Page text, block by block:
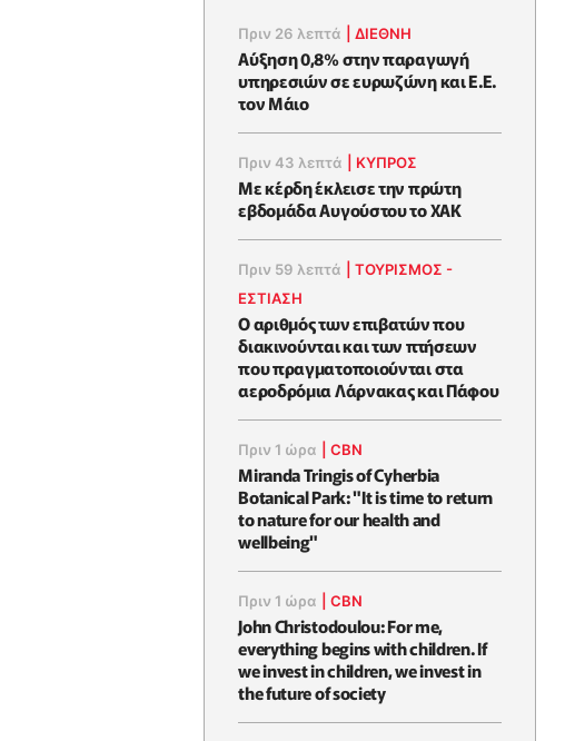
Πριν 26 λεπτά |ΔΙΕΘΝΗ
Αύξηση 0,8% στην παραγωγή
υπηρεσιών σε ευρωζώνη και Ε.Ε.
τον Μάιο
Πριν 43 λεπτά ΚΥΠΡΟΣ
Με κέρδη έκλεισε την πρώτη
εβδομάδα Αυγούστου το ΧΑΚ
Πριν 59 λεπτά |ΤΟΥΡΙΣΜΟΣ -
ΕΣΤΙΑΣΗ
Ο αριθμός των επιβατών που
διακινούνται και των πτήσεων
που πραγματοποιούνται στα
αεροδρόμια Λάρνακας και Πάφου
Πριν 1 ώρα |CBN
Miranda Tringis of Cyherbia
Botanical Park: "It is time to return
to nature for our health and
wellbeing"
Πριν 1 ώρα |CBN
John Christodoulou: For me,
everything begins with children. If
we invest in children, we invest in
the future of society